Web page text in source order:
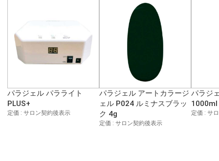
パラジェル パラライト
PLUS+
定価 : サロン契約後表示
パラジェル アートカラージ
ェル P024 ルミナスブラッ
ク 4g
定価 : サロン契約後表示
パラジ
1000ml
定価 : サ